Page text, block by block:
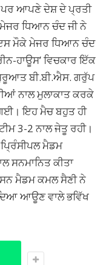
ਆਪਣੇ ਦੇਸ਼ ਦੇ ਪ੍ਰਤੀ
ਧਿਆਨ ਚੰਦ ਜੀ ਨੇ
ਮੌਕੇ ਮੇਜਰ ਧਿਆਨ ਚੰਦ
ਹਾਊਸ’ ਵਿਚਕਾਰ ਇੱਕ
ਬੀ.ਬੀ.ਐਸ. ਗਰੁੱਪ
ਨਾਲ ਮੁਲਾਕਾਤ ਕਰਕੇ
ਇਹ ਮੈਚ ਬਹੁਤ ਹੀ
3-2 ਨਾਲ ਜੇਤੂ ਰਹੀ।
ਮੈਡਮ
ਸਨਮਾਨਿਤ ਕੀਤਾ
ਮੈਡਮ ਕਮਲ ਸੈਣੀ ਨੇ
ਆਊਣ ਵਾਲੇ ਭਵਿੱਖ